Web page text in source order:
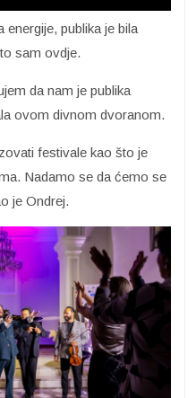
publika je bila
sam ovdje.
da nam je publika
ovom divnom dvoranom.
festivale kao što je
Nadamo se da ćemo se
je Ondrej.